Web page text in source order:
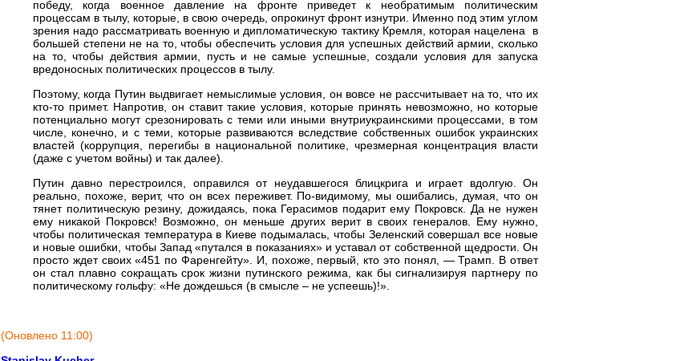
победу, когда военное давление на фронте приведет к необратимым политическим
процессам в тылу, которые, в свою очередь, опрокинут фронт изнутри. Именно под этим углом
зрения надо рассматривать военную и дипломатическую тактику Кремля, которая нацелена в
большей степени не на то, чтобы обеспечить условия для успешных действий армии, сколько
на то, чтобы действия армии, пусть и не самые успешные, создали условия для запуска
вредоносных политических процессов в тылу.
Поэтому, когда Путин выдвигает немыслимые условия, он вовсе не рассчитывает на то, что их
кто-то примет. Напротив, он ставит такие условия, которые принять невозможно, но которые
потенциально могут срезонировать с теми или иными внутриукраинскими процессами, в том
числе, конечно, и с теми, которые развиваются вследствие собственных ошибок украинских
властей (коррупция, перегибы в национальной политике, чрезмерная концентрация власти
(даже с учетом войны) и так далее).
Путин давно перестроился, оправился от неудавшегося блицкрига и играет вдолгую. Он
реально, похоже, верит, что он всех переживет. По-видимому, мы ошибались, думая, что он
тянет политическую резину, дожидаясь, пока Герасимов подарит ему Покровск. Да не нужен
ему никакой Покровск! Возможно, он меньше других верит в своих генералов. Ему нужно,
чтобы политическая температура в Киеве подымалась, чтобы Зеленский совершал все новые
и новые ошибки, чтобы Запад «путался в показаниях» и уставал от собственной щедрости. Он
просто ждет своих «451 по Фаренгейту». И, похоже, первый, кто это понял, — Трамп. В ответ
он стал плавно сокращать срок жизни путинского режима, как бы сигнализируя партнеру по
политическому гольфу: «Не дождешься (в смысле – не успеешь)!».
(Оновлено 11:00)